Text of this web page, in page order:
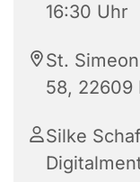
16:30 Uhr
St.
58, 22609
Silke